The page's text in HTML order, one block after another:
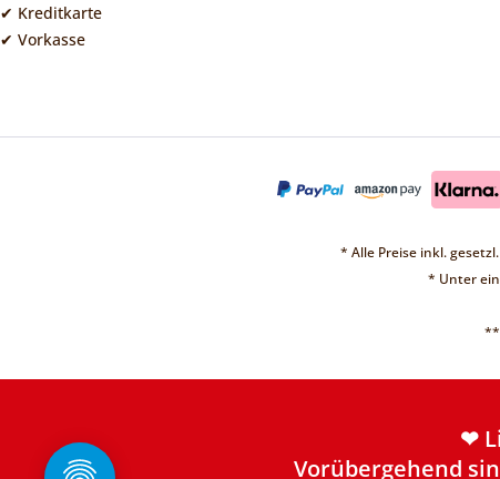
❤
Vorübergehend
❤
Vorübergehend
✔ Kreditkarte
✔ Vorkasse
* Alle Preise inkl.
* Unter
**